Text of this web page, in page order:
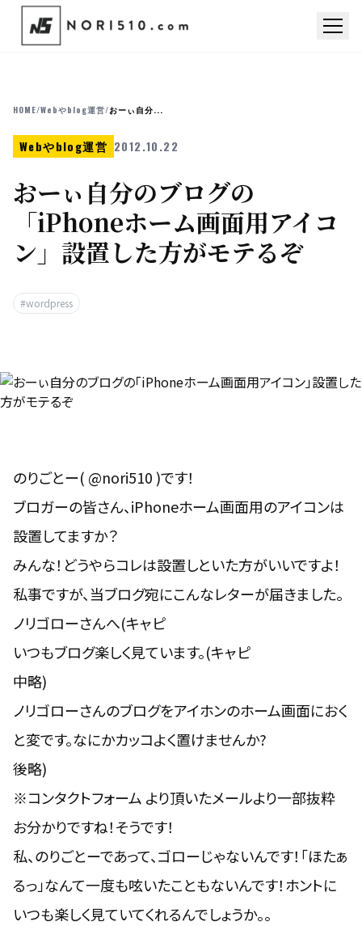
HOME/Webやblog運営/おーぃ自分...
Webやblog運営 2012.10.22
おーぃ自分のブログの
「iPhoneホーム画面用アイコ
ン」設置した方がモテるぞ
#wordpress
のりごとー( @nori510 )です！
ブロガーの皆さん、iPhoneホーム画面用のアイコンは
設置してますか？
みんな！どうやらコレは設置しといた方がいいですよ！
私事ですが、当ブログ宛にこんなレターが届きました。
ノリゴローさんへ(キャピ
いつもブログ楽しく見ています。(キャピ
中略)
ノリゴローさんのブログをアイホンのホーム画面におく
と変です。なにかカッコよく置けませんか?
後略)
※コンタクトフォーム より頂いたメールより一部抜粋
お分かりですね！そうです！
私、のりごとーであって、ゴローじゃないんです！「ほたぁ
るっ」なんて一度も呟いたこともないんです！ホントに
いつも楽しく見ていてくれるんでしょうか。。